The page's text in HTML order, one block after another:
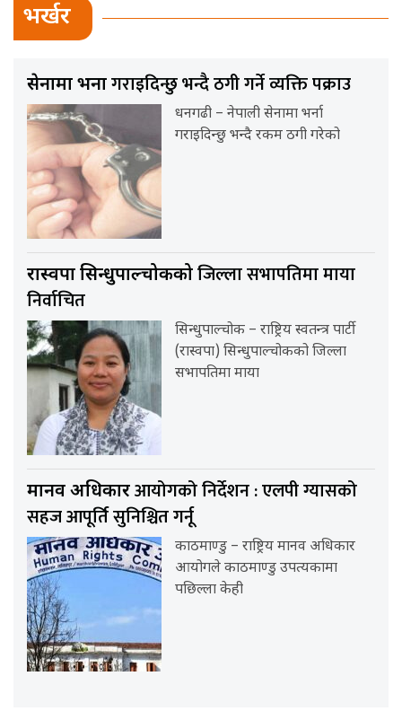
भर्खर
सेनामा भर्नागराइदिन्छु भन्दै ठगी गर्ने व्यक्ति पक्राउ
धनगढी – नेपाली सेनामा भर्ना
गराइदिन्छु भन्दै रकम ठगी गरेको
रास्वपा सिन्धुपाल्चोककोजिल्ला सभापतिमा माया
निर्वाचित
सिन्धुपाल्चोक – राष्ट्रिय स्वतन्त्र पार्टी
(रास्वपा) सिन्धुपाल्चोकको जिल्ला
सभापतिमा माया
मानव अधिकारआयोगको निर्देशन : एलपी ग्यासको
सहज आपूर्ति सुनिश्चित गर्नू
काठमाण्डु – राष्ट्रिय मानव अधिकार
आयोगले काठमाण्डु उपत्यकामा
पछिल्ला केही